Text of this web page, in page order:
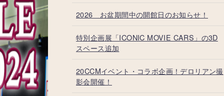
2026 お盆期間中の開館日のお知らせ！
特別企画展「ICONIC MOVIE CARS」の3D
スペース追加
20CCMイベント・コラボ企画！デロリアン撮
影会開催！